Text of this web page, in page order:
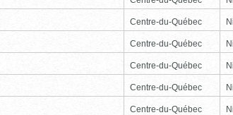
Centre-du-Québec
Centre-du-Québec
Centre-du-Québec
Centre-du-Québec
Centre-du-Québec